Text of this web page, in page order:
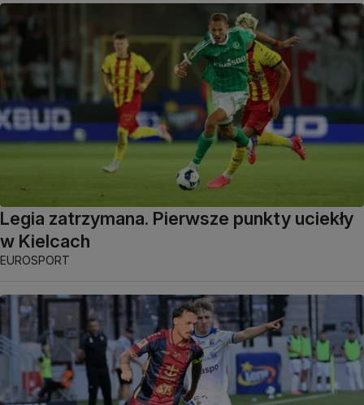
Legia zatrzymana. Pierwsze punkty uciekły
w Kielcach
EUROSPORT